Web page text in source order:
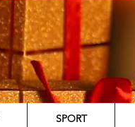
SPORT